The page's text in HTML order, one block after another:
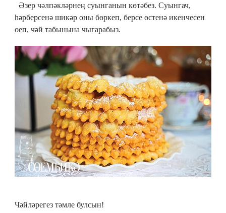
Әзер чәлпәкләрнең суынганын көтәбез. Суынгач,
һәрберсенә шикәр оны бөркеп, берсе өстенә икенчесен
өеп, чәй табынына чыгарабыз.
Чәйләрегез тәмле булсын!